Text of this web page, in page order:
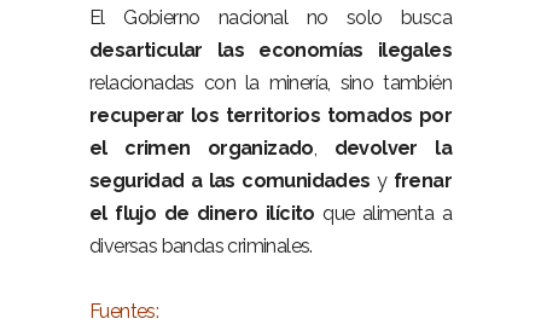
El Gobierno nacional no solo busca
desarticular las economías ilegales
relacionadas con la minería, sino también
recuperar los territorios tomados por
el crimen organizado, devolver la
seguridad a las comunidades y frenar
el flujo de dinero ilícito que alimenta a
diversas bandas criminales.
Fuentes: